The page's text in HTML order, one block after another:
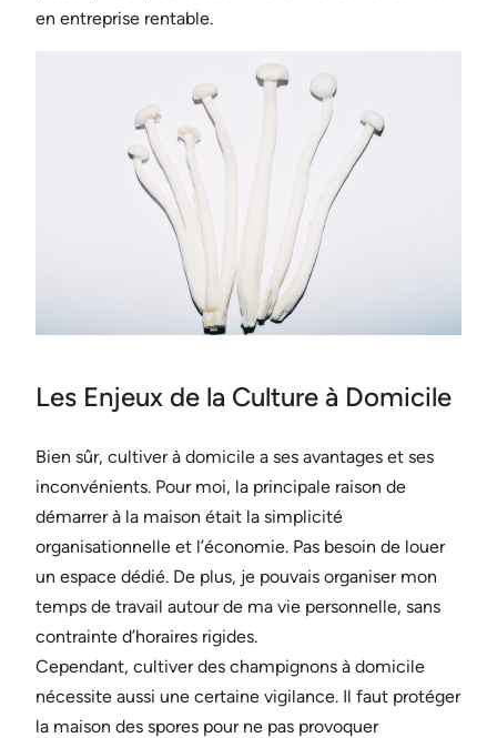
en entreprise rentable.
Les Enjeux de la Culture à Domicile
Bien sûr, cultiver à domicile a ses avantages et ses
inconvénients. Pour moi, la principale raison de
démarrer à la maison était la simplicité
organisationnelle et l’économie. Pas besoin de louer
un espace dédié. De plus, je pouvais organiser mon
temps de travail autour de ma vie personnelle, sans
contrainte d’horaires rigides.
Cependant, cultiver des champignons à domicile
nécessite aussi une certaine vigilance. Il faut protéger
la maison des spores pour ne pas provoquer